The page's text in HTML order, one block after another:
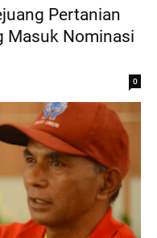
Pertanian
Masuk Nominasi
0